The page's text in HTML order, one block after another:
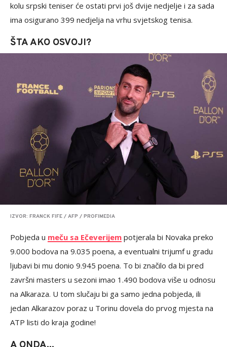
kolu srpski teniser će ostati prvi još dvije nedjelje i za sada
ima osigurano 399 nedjelja na vrhu svjetskog tenisa.
ŠTA AKO OSVOJI?
IZVOR: FRANCK FIFE / AFP / PROFIMEDIA
Pobjeda u meču sa Ečeverijem potjerala bi Novaka preko
9.000 bodova na 9.035 poena, a eventualni trijumf u gradu
ljubavi bi mu donio 9.945 poena. To bi značilo da bi pred
završni masters u sezoni imao 1.490 bodova više u odnosu
na Alkaraza. U tom slučaju bi ga samo jedna pobjeda, ili
jedan Alkarazov poraz u Torinu dovela do prvog mjesta na
ATP listi do kraja godine!